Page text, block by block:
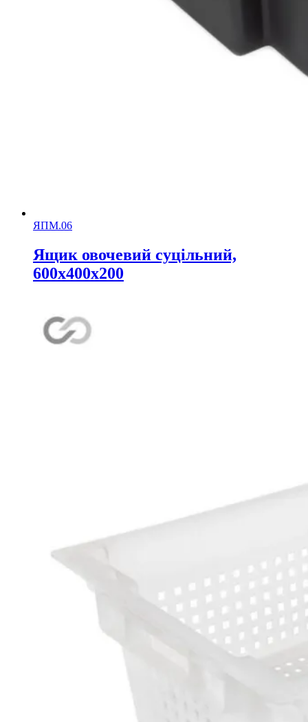
ЯПМ.06
Ящик овочевий суцільний,
600х400х200